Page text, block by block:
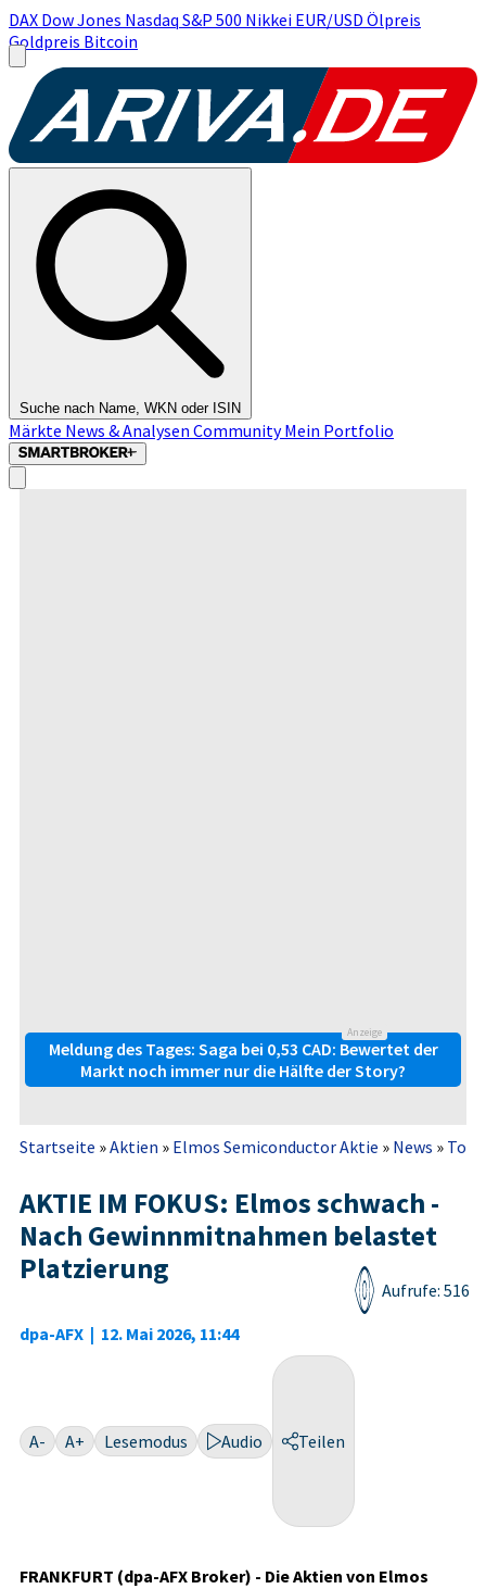
DAX Dow Jones Nasdaq S&P 500 Nikkei EUR/USD Ölpreis
Goldpreis Bitcoin
Suche nach Name, WKN oder ISIN
Märkte News & Analysen CommunityMein Portfolio
Anzeige
Meldung des Tages: Saga bei 0,53 CAD: Bewertet der
Markt noch immer nur die Hälfte der Story?
Startseite »Aktien » Elmos Semiconductor Aktie » News »
AKTIE IM FOKUS: Elmos schwach -
Nach Gewinnmitnahmen belastet
Platzierung
dpa-AFX | 12. Mai 2026, 11:44
Aufrufe: 516
A- A+ Lesemodus Audio Teilen
FRANKFURT (dpa-AFX Broker) - Die Aktien von Elmos